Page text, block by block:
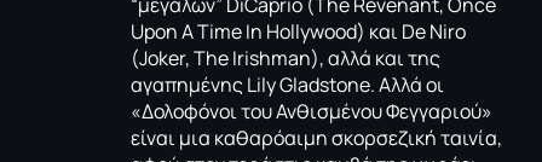
Upon A Time In Hollywood) και De Niro
(Joker,The Irishman), αλλά και της
αγαπημένης Lily Gladstone. Αλλά οι
«Δολοφόνοι του Ανθισμένου Φεγγαριού»
είναι μια καθαρόαιμη σκορσεζική ταινία,